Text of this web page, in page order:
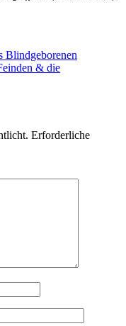
Blindgeborenen
& die
Erforderliche